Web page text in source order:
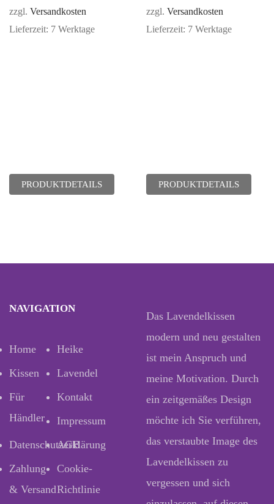
zzgl. Versandkosten
Lieferzeit: 7 Werktage
PRODUKTDETAILS
zzgl. Versandkosten
Lieferzeit: 7 Werktage
PRODUKTDETAILS
NAVIGATION
Home
Heike
Kissen
Lavendel
Für
Händler
Kontakt
Impressum
Datenschutzerklärung
AGB
Zahlung
& Versand
Cookie-
Richtlinie
Das Lavendelkissen
modern und neu gestalten
ist mein Anspruch und
meine Motivation. Durch
ein zeitgemäßes Design
möchte ich Sie verführen,
das verstaubte Image des
Lavendelkissen zu
vergessen und sich